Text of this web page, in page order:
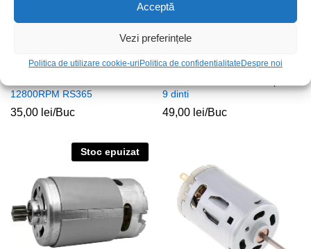
Acceptă
Vezi preferințele
Politica de utilizare cookie-uriPolitica de confidentialitateDespre noi
12800RPM RS365
35,00 lei/Buc
9 dinti
49,00 lei/Buc
Stoc epuizat